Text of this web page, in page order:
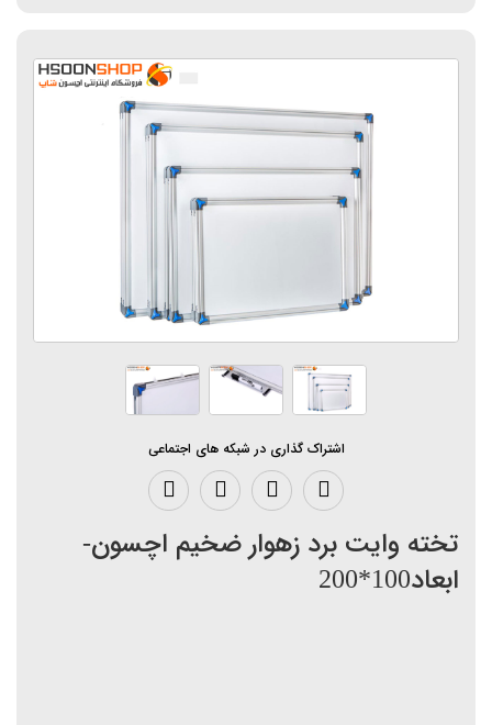
اشتراک گذاری در شبکه های اجتماعی
تخته وایت برد زهوار ضخیم اچسون-
ابعاد100*200